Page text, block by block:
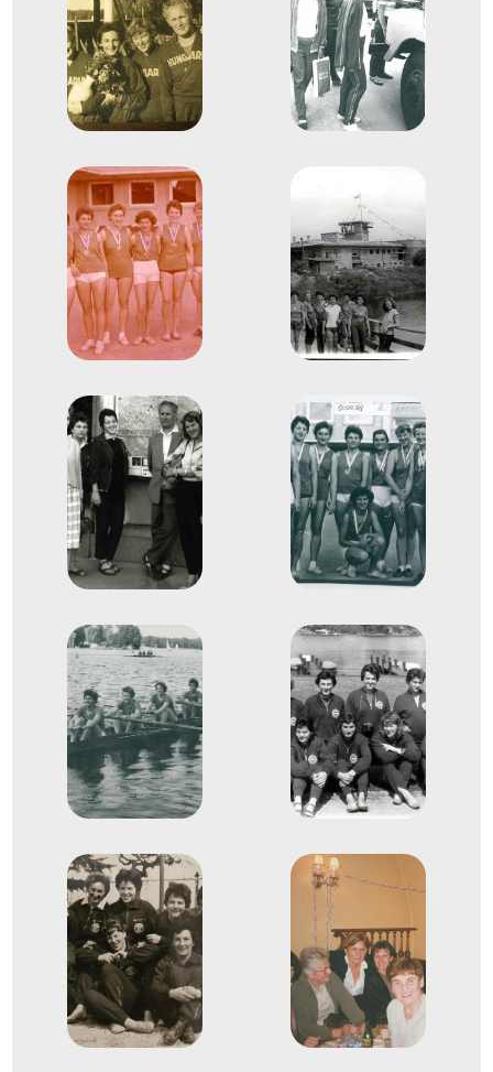
Evezés Európa-bajnokság
Lábodi Alajosné Sebestyén Borbála
Nagy Ottóné
Benedek Antalné
Bohn Ferencné
Bertényi Hanna
Evezős Kormányos négyes
(4+)
4
1961
1961. aug.
Csehszlovákia
Evezés Európa-bajnokság
Benedek Antalné
Bohn Ferencné
Halász Lászlóné
Bertényi Hanna Neubauer Edit
Evezős Kormányos négyes
(4+)
4
1956
1956. aug.
Evezés Európa-bajnokság
Nagy Ottóné Benedek Antalné
Horváth Margit
Bertényi Hanna
Sárközi Jenőné